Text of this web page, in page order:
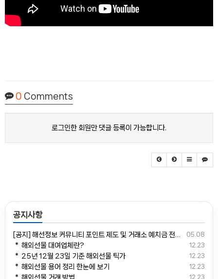
0 Comments
로그인한 회원만 댓글 등록이 가능합니다.
공지사항
05.08
[공지] 해선정보 커뮤니티 포인트 제도 및 거래소 예치금 전환 안내
12.23
＊ 해외선물 대여업체란?
12.23
＊ 25년 12월 23일 기준 해외선물 틱가
12.23
＊ 해외선물 용어 정리 한눈에 보기
12.23
＊ 해외선물 거래 방법